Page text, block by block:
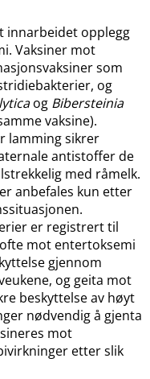
innarbeidet opplegg
Vaksiner mot
som
og
og Bibersteinia
vaksine).
lamming sikrer
antistoffer de
med råmelk.
anbefales kun etter
er registrert til
mot entertoksemi
gjennom
og geita mot
beskyttelse av høyt
nødvendig å gjenta
mot
etter slik